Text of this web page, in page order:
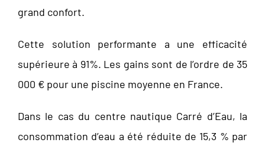
grand confort.
Cette solution performante a une efficacité
supérieure à 91%. Les gains sont de l’ordre de 35
000 € pour une piscine moyenne en France.
Dans le cas du centre nautique Carré d’Eau, la
consommation d’eau a été réduite de 15,3 % par